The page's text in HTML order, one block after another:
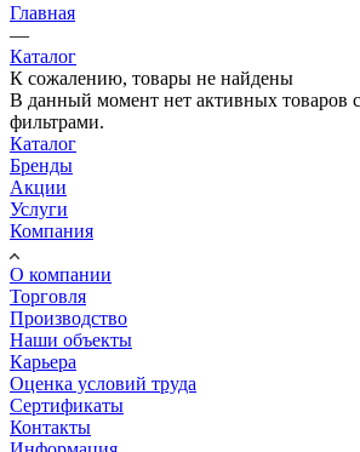
Главная
—
Каталог
К сожалению, товары не найдены
В данный момент нет активных товаров
фильтрами.
Каталог
Бренды
Акции
Услуги
Компания
О компании
Торговля
Производство
Наши объекты
Карьера
Оценка условий труда
Сертификаты
Контакты